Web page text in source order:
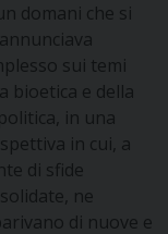
domani che si
sui temi
bioetica e della
in una
in cui, a
di sfide
ne
di nuove e